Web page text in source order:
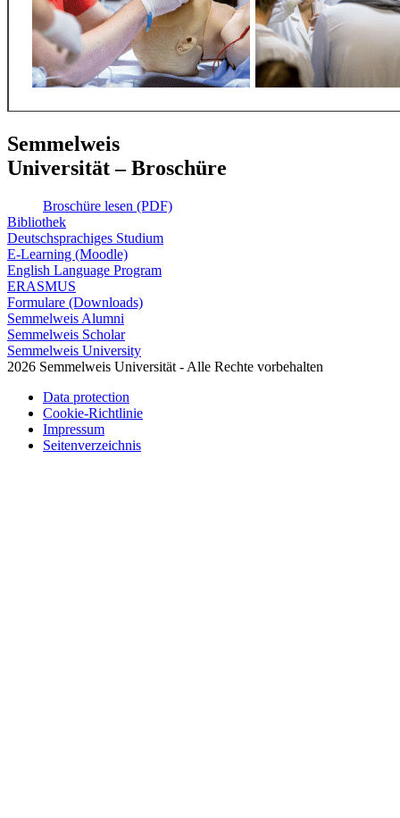
Semmelweis
Universität – Broschüre
Broschüre lesen (PDF)
Bibliothek
Deutschsprachiges Studium
E-Learning (Moodle)
English Language Program
ERASMUS
Formulare (Downloads)
Semmelweis Alumni
Semmelweis Scholar
Semmelweis University
2026 Semmelweis Universität - Alle Rechte vorbehalten
Data protection
Cookie-Richtlinie
Impressum
Seitenverzeichnis